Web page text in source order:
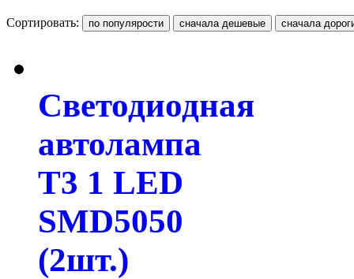
Сортировать:
Светодиодная
автолампа
T3 1 LED
SMD5050
(2шт.)